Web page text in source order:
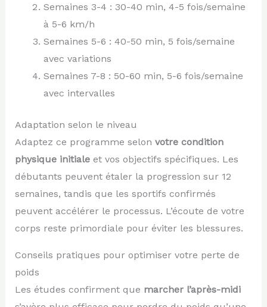
Semaines 3-4 : 30-40 min, 4-5 fois/semaine
à 5-6 km/h
Semaines 5-6 : 40-50 min, 5 fois/semaine
avec variations
Semaines 7-8 : 50-60 min, 5-6 fois/semaine
avec intervalles
Adaptation selon le niveau
Adaptez ce programme selon votre condition
physique initialeet vos objectifs spécifiques. Les
débutants peuvent étaler la progression sur 12
semaines, tandis que les sportifs confirmés
peuvent accélérer le processus. L’écoute de votre
corps reste primordiale pour éviter les blessures.
Conseils pratiques pour optimiser votre perte de
poids
Les études confirment que marcher l’après-midi